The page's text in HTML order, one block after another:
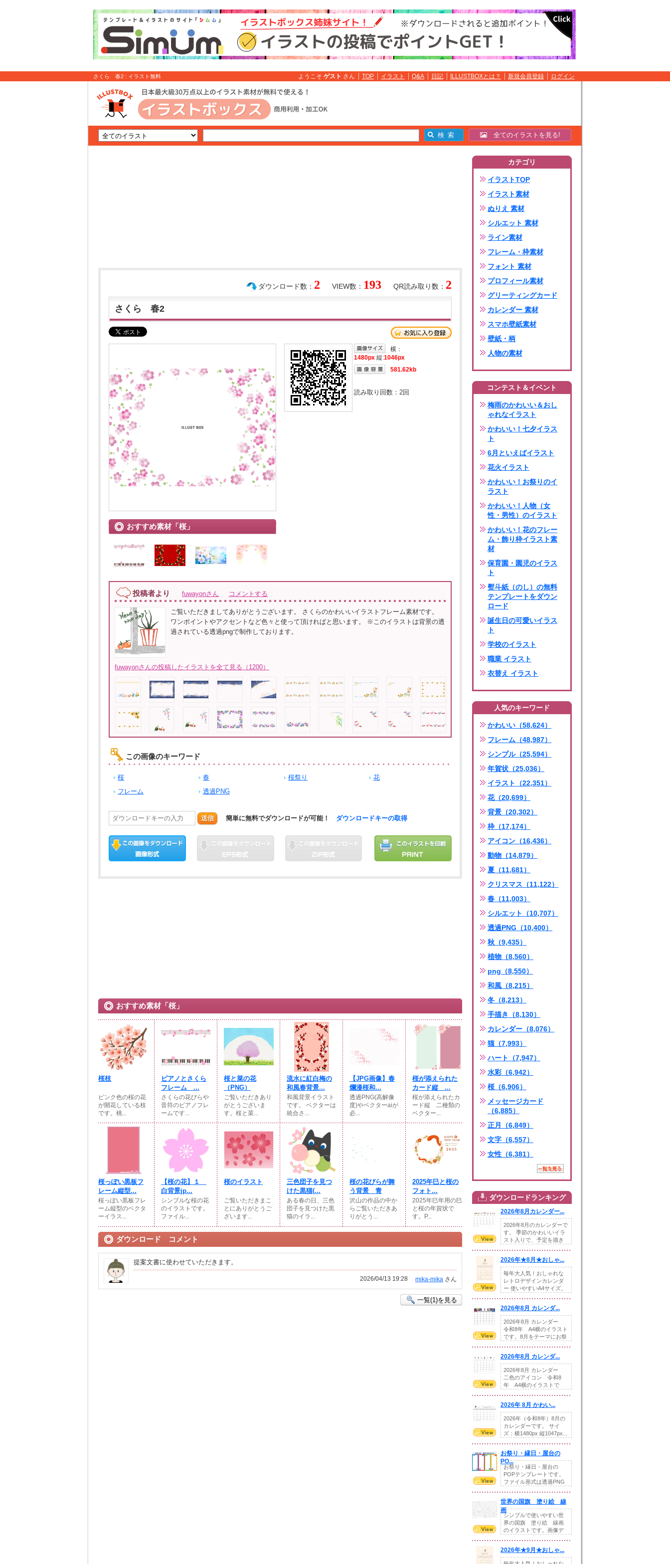
さくら 春2 : イラスト無料 ようこそ ゲスト さん TOP イラスト Q&A 日記 ILLUSTBOXとは？ 新規会員登録 ログイン
全てのイラストを見る!
QR読み取り数： 2
VIEW数： 193
ダウンロード数： 2
さくら 春2
おすすめ素材「桜」
横：
1480px 縦:1046px
581.62kb
読み取り回数： 2回
投稿者より fuwayonさん コメントする
ご覧いただきましてありがとうございます。 さくらのかわいいイラストフレーム素材です。
ワンポイントやアクセントなど色々と使って頂ければと思います。 ※このイラストは背景の透
過されている透過pngで制作しております。
fuwayonさんの投稿したイラストを全て見る（1200）
この画像のキーワード
桜 春 桜祭り
花
フレーム
透過PNG
送信 簡単に無料でダウンロードが可能！ ダウンロードキーの取得
おすすめ素材「桜」
桜枝
ピンク色の桜の花
が開花している枝
です。桃...
ピアノとさくら
フレーム ...
さくらの花びらや
音符のピアノフレ
ームです...
桜と菜の花
（PNG）
ご覧いただきあり
がとうございま
す。桜と菜...
流水に紅白梅の
和風春背景...
和風背景イラスト
です。 ベクターは
統合さ...
【JPG画像】春
爛漫桜和...
透過PNG(高解像
度)やベクターaiが
必...
桜が添えられた
カード縦 ...
桜が添えられたカ
ード縦 二種類の
ベクター...
桜っぽい黒板フ
レーム縦型...
桜っぽい黒板フレ
ーム縦型のベクタ
ーイラス...
【桜の花】１
白背景jp...
シンプルな桜の花
のイラストです。
ファイル...
桜のイラスト
ご覧いただきまこ
とにありがとうご
ざいます...
三色団子を見つ
けた黒猫(...
ある春の日、三色
団子を見つけた黒
猫のイラ...
桜の花びらが舞
う背景 青
沢山の作品の中か
らご覧いただきあ
りがとう...
2025年巳と桜の
フォト...
2025年巳年用の巳
と桜の年賀状で
す。P...
ダウンロード コメント
提案文書に使わせていただきます。
mika-mika さん
2026/04/13 19:28
一覧(1)を見る
カテゴリ
イラストTOP
イラスト素材
ぬりえ 素材
シルエット 素材
ライン素材
フレーム・枠素材
フォント 素材
プロフィール素材
グリーティングカード
カレンダー 素材
スマホ壁紙素材
壁紙・柄
人物の素材
コンテスト＆イベント
梅雨のかわいい＆おし
ゃれなイラスト
かわいい！七夕イラス
ト
6月といえばイラスト
花火イラスト
かわいい！お祭りのイ
ラスト
かわいい！人物（女
性・男性）のイラスト
かわいい！花のフレー
ム・飾り枠イラスト素
材
保育園・園児のイラス
ト
熨斗紙（のし）の無料
テンプレートをダウン
ロード
誕生日の可愛いイラス
ト
学校のイラスト
職業 イラスト
衣替え イラスト
人気のキーワード
かわいい（58,624）
フレーム（48,987）
シンプル（25,594）
年賀状（25,036）
イラスト（22,351）
花（20,699）
背景（20,302）
枠（17,174）
アイコン（16,436）
動物（14,879）
夏（11,681）
クリスマス（11,122）
春（11,003）
シルエット（10,707）
透過PNG（10,400）
秋（9,435）
植物（8,560）
png（8,550）
和風（8,215）
冬（8,213）
手描き（8,130）
カレンダー（8,076）
猫（7,993）
ハート（7,947）
水彩（6,942）
桜（6,906）
メッセージカード
（6,885）
正月（6,849）
文字（6,557）
女性（6,381）
ダウンロードランキング
2026年8月カレンダー...
2026年8月のカレンダーで
す。 季節のかわいいイラ
スト入りで、予定を描き
2026年★8月★おしゃ...
毎年大人気！おしゃれな
レトロデザインカレンダ
ー 使いやすいA4サイズ。
2026年8月 カレンダ...
2026年8月 カレンダー
令和8年 A4横のイラスト
です。8月をテーマにお祭
2026年8月 カレンダ...
2026年8月 カレンダー
二色のアイコン 令和8
年 A4横のイラストで
2026年 8月 かわい...
2026年（令和8年）8月の
カレンダーです。 サイ
ズ：横1480px 縦1047px...
お祭り・縁日・屋台の
PO...
お祭り・縁日・屋台の
POPテンプレートです。
ファイル形式は透過PNG
世界の国旗 塗り絵 線
画
シンプルで使いやすい世
界の国旗 塗り絵 線画
のイラストです。画像デ
2026年★9月★おしゃ...